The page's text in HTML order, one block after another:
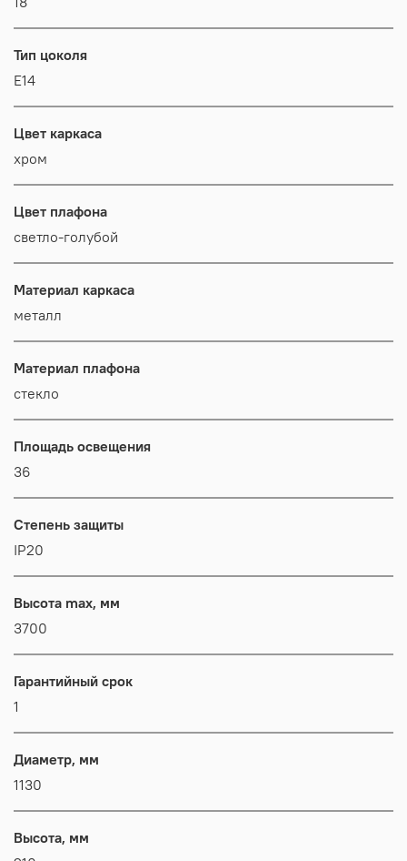
Тип цоколя
E14
Цвет каркаса
хром
Цвет плафона
светло-голубой
Материал каркаса
металл
Материал плафона
стекло
Площадь освещения
36
Степень защиты
IP20
Высота max, мм
3700
Гарантийный срок
1
Диаметр, мм
1130
Высота, мм